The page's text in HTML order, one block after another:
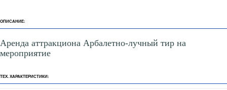
ОПИСАНИЕ:
Аренда аттракциона Арбалетно-лучный тир на
мероприятие
ТЕХ. ХАРАКТЕРИСТИКИ: